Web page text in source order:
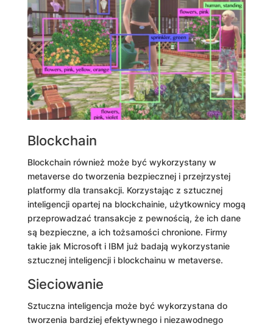
Blockchain
Blockchain również może być wykorzystany w
metaverse do tworzenia bezpiecznej i przejrzystej
platformy dla transakcji. Korzystając z sztucznej
inteligencji opartej na blockchainie, użytkownicy mogą
przeprowadzać transakcje z pewnością, że ich dane
są bezpieczne, a ich tożsamości chronione. Firmy
takie jak Microsoft i IBM już badają wykorzystanie
sztucznej inteligencji i blockchainu w metaverse.
Sieciowanie
Sztuczna inteligencja może być wykorzystana do
tworzenia bardziej efektywnego i niezawodnego